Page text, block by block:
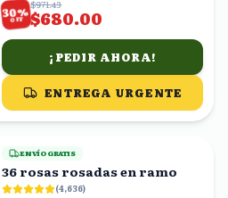
30%
OFF
$971.43
$680.00
¡PEDIR AHORA!
ENTREGA URGENTE
ENVÍO GRATIS
36 rosas rosadas en ramo
(4,636)